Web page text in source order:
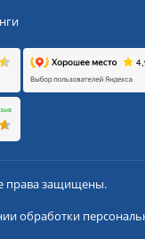
права защищены.
обработки